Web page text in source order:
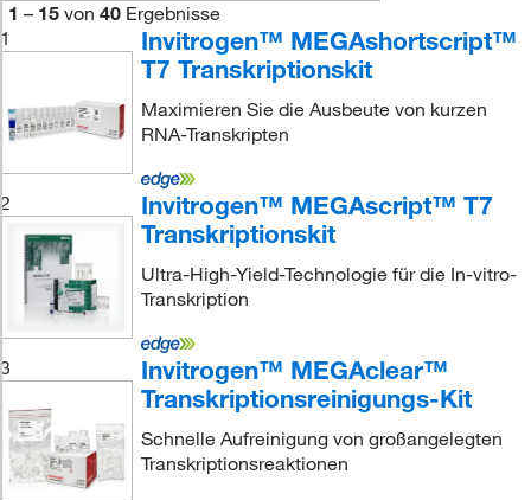
1 – 15 von 40 Ergebnisse
1
Invitrogen™ MEGAshortscript™
T7 Transkriptionskit
Maximieren Sie die Ausbeute von kurzen
RNA-Transkripten
2
Invitrogen™ MEGAscript™ T7
Transkriptionskit
Ultra-High-Yield-Technologie für die In-vitro-
Transkription
3
Invitrogen™ MEGAclear™
Transkriptionsreinigungs-Kit
Schnelle Aufreinigung von großangelegten
Transkriptionsreaktionen